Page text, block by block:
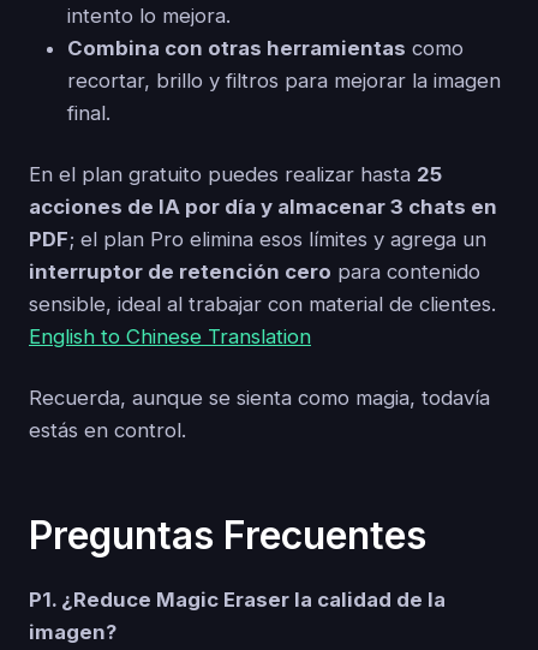
intento lo mejora.
Combina con otras herramientas como
recortar, brillo y filtros para mejorar la imagen
final.
En el plan gratuito puedes realizar hasta 25
acciones de IA por día y almacenar 3 chats en
PDF; el plan Pro elimina esos límites y agrega un
interruptor de retención cero para contenido
sensible, ideal al trabajar con material de clientes.
English to Chinese Translation
Recuerda, aunque se sienta como magia, todavía
estás en control.
Preguntas Frecuentes
P1. ¿Reduce Magic Eraser la calidad de la
imagen?